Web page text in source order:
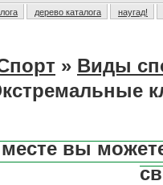
дерево каталога наугад!
» Виды
вы